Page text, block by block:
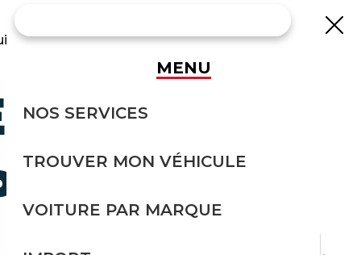
MENU
NOS SERVICES
TROUVER MON VÉHICULE
VOITURE PAR MARQUE